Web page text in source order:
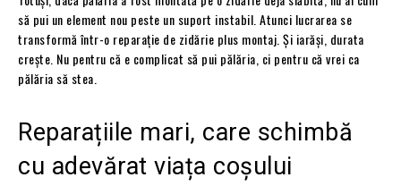
să pui un element nou peste un suport instabil. Atunci lucrarea se
transformă într-o reparație de zidărie plus montaj. Și iarăși, durata
crește. Nu pentru că e complicat să pui pălăria, ci pentru că vrei ca
pălăria să stea.
Reparațiile mari, care schimbă
cu adevărat viața coșului